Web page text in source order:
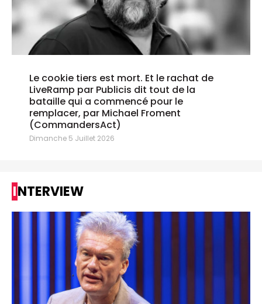
Le cookie tiers est mort. Et le rachat de
LiveRamp par Publicis dit tout de la
bataille qui a commencé pour le
remplacer, par Michael Froment
(CommandersAct)
Dimanche 5 Juillet 2026
INTERVIEW